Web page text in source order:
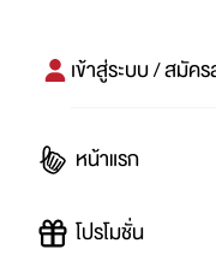
เข้าสู่ระบบ / สมัค
หน้าแรก
โปรโมชั่น
#
ปันโปร PUNPRO ที่ 1 ด้